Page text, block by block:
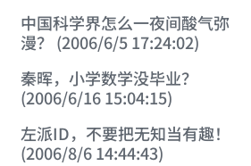
中国科学界怎么一夜间酸气弥
漫？ (2006/6/5 17:24:02)
秦晖，小学数学没毕业？
(2006/6/16 15:04:15)
左派ID，不要把无知当有趣！
(2006/8/6 14:44:43)